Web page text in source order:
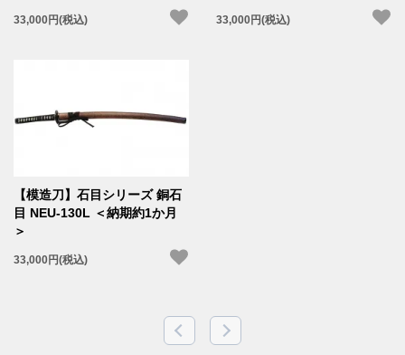
33,000円(税込) 33,000円(税込)
【模造刀】石目シリーズ 銅石
目 NEU-130L ＜納期約1か月
＞
33,000円(税込)